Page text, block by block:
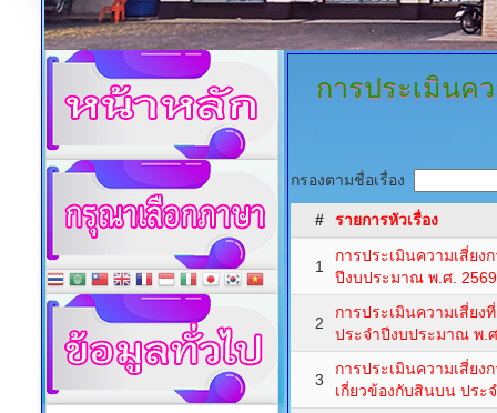
การประเมินค
กรองตามชื่อเรื่อง
# รายการหัวเรื่อง
1
การประเมินความเสี่ยง
ปีงบประมาณ พ.ศ. 2569
2
การประเมินความเสี่ยง
ประจำปีงบประมาณ พ.
3
การประเมินความเสี่ยง
เกี่ยวข้องกับสินบน ประ